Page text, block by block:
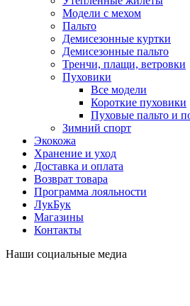
Модели с мехом
Пальто
Демисезонные куртки
Демисезонные пальто
Тренчи, плащи, ветровки
Пуховики
Все модели
Короткие пуховики
Пуховые пальто и
Зимний спорт
Экокожа
Хранение и уход
Доставка и оплата
Возврат товара
Программа лояльности
ЛукБук
Магазины
Контакты
Наши социальные медиа